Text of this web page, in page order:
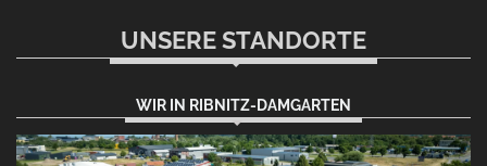
UNSERE STANDORTE
WIR IN RIBNITZ-DAMGARTEN